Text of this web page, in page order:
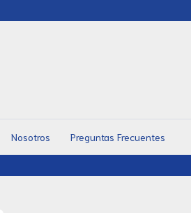
Nosotros Preguntas Frecuentes